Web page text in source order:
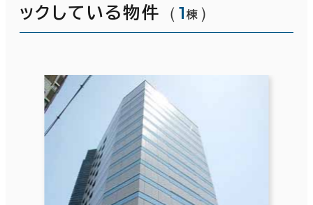
ックしている物件
（ 1棟 ）